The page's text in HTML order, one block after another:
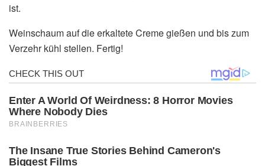
ist.
Weinschaum auf die erkaltete Creme gießen und bis zum
Verzehr kühl stellen. Fertig!